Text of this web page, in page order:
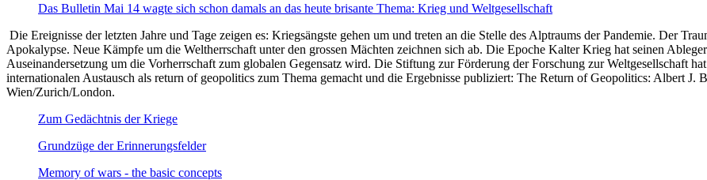
Das Bulletin Mai 14 wagte sich schon damals an das heute brisante Thema: Krieg und Weltgesellschaft
Die Ereignisse der letzten Jahre und Tage zeigen es: Kriegsängste gehen um und treten an die Stelle des Alptraums der Pandemie. Der
Apokalypse. Neue Kämpfe um die Weltherrschaft unter den grossen Mächten zeichnen sich ab. Die Epoche Kalter Krieg hat seinen
Auseinandersetzung um die Vorherrschaft zum globalen Gegensatz wird. Die Stiftung zur Förderung der Forschung zur Weltgesellschaft
internationalen Austausch als return of geopolitics zum Thema gemacht und die Ergebnisse publiziert: The Return of Geopolitics: Albert
Wien/Zurich/London.
Zum Gedächtnis der Kriege
Grundzüge der Erinnerungsfelder
Memory of wars - the basic concepts